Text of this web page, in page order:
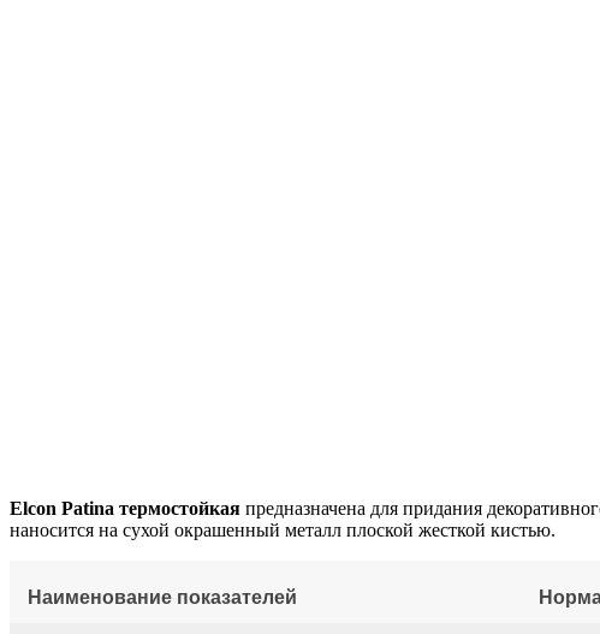
Elcon Patina термостойкая предназначена для придания
наносится на сухой окрашенный металл плоской жесткой кистью.
Наименование показателей